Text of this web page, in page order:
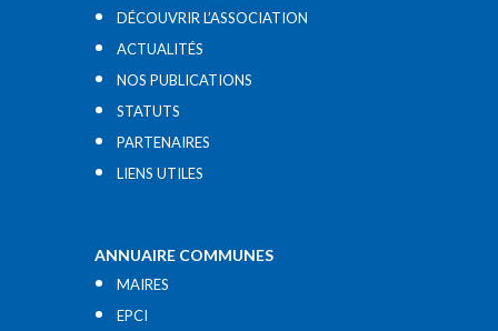
DÉCOUVRIR L’ASSOCIATION
ACTUALITÉS
NOS PUBLICATIONS
STATUTS
PARTENAIRES
LIENS UTILES​
ANNUAIRE COMMUNES
MAIRES
EPCI